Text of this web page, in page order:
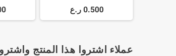
Potentiometer
0.500 ر.ع
عملاء اشتروا هذا المنتج